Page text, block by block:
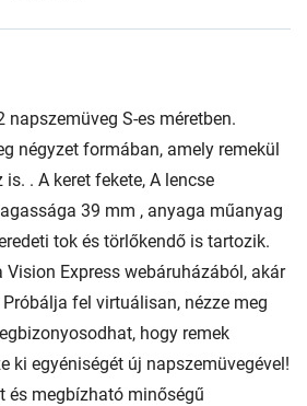
S-es méretben.
négyzet formában, amely remekül
. A keret fekete, A lencse
39 mm , anyaga műanyag
tok és törlőkendő is tartozik.
Vision Express webáruházából, akár
fel virtuálisan, nézze meg
hogy remek
ki egyéniségét új napszemüvegével!
és megbízható minőségű